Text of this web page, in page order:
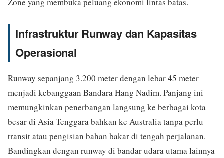
Infrastruktur Runway dan Kapasitas
Operasional
Runway sepanjang 3.200 meter dengan lebar 45 meter
menjadi kebanggaan Bandara Hang Nadim. Panjang ini
memungkinkan penerbangan langsung ke berbagai kota
besar di Asia Tenggara bahkan ke Australia tanpa perlu
transit atau pengisian bahan bakar di tengah perjalanan.
Bandingkan dengan runway di bandar udara utama lainnya